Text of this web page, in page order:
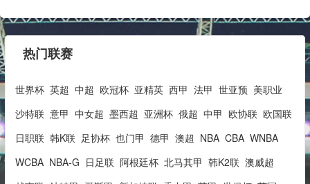
热门联赛
世界杯 英超 中超 欧冠杯 亚精英 西甲 法甲 世亚预 美职业
沙特联 意甲 中女超 墨西超 亚洲杯 俄超 中甲 欧协联 欧国联
日职联 韩K联 足协杯 也门甲 德甲 澳超 NBA CBA WNBA
WCBA NBA-G 日足联 阿根廷杯 北马其甲 韩K2联 澳威超